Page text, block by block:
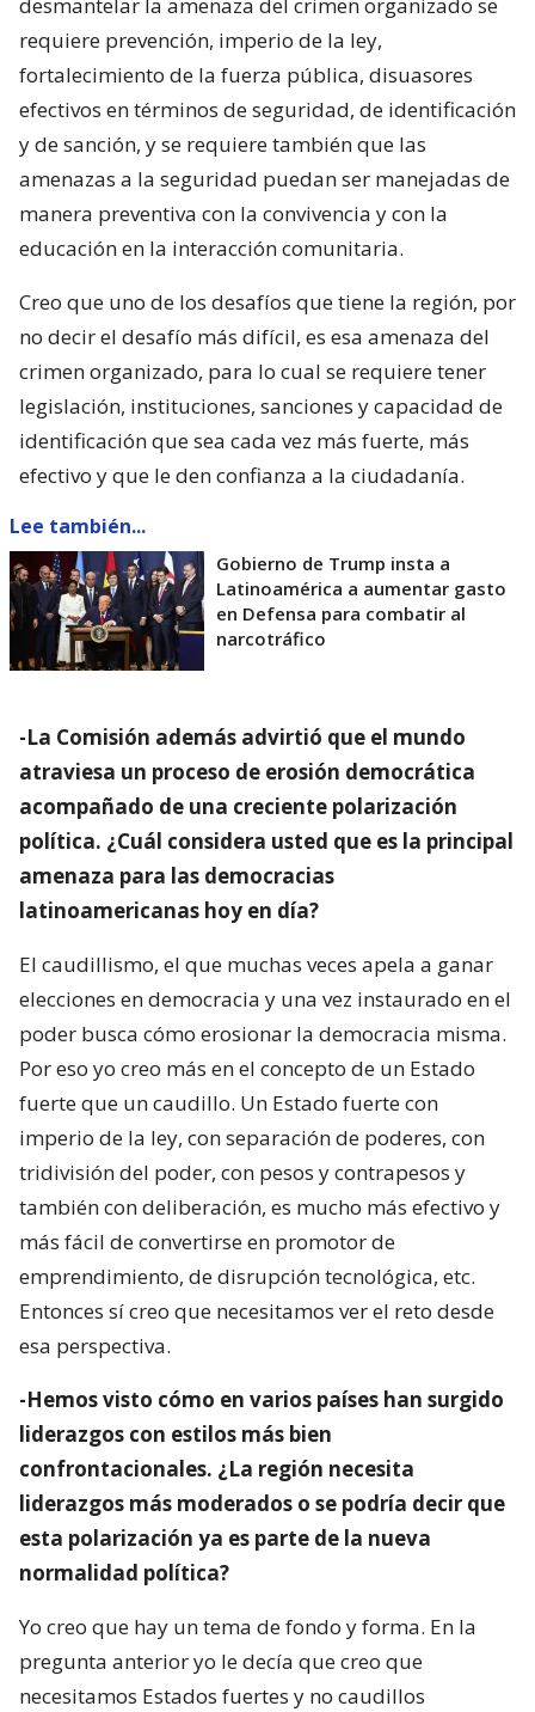
desmantelar la amenaza del crimen organizado se
requiere prevención, imperio de la ley,
fortalecimiento de la fuerza pública, disuasores
efectivos en términos de seguridad, de identificación
y de sanción, y se requiere también que las
amenazas a la seguridad puedan ser manejadas de
manera preventiva con la convivencia y con la
educación en la interacción comunitaria.
Creo que uno de los desafíos que tiene la región, por
no decir el desafío más difícil, es esa amenaza del
crimen organizado, para lo cual se requiere tener
legislación, instituciones, sanciones y capacidad de
identificación que sea cada vez más fuerte, más
efectivo y que le den confianza a la ciudadanía.
Lee también...
Gobierno de Trump insta a
Latinoamérica a aumentar gasto
en Defensa para combatir al
narcotráfico
-La Comisión además advirtió que el mundo
atraviesa un proceso de erosión democrática
acompañado de una creciente polarización
política. ¿Cuál considera usted que es la principal
amenaza para las democracias
latinoamericanas hoy en día?
El caudillismo, el que muchas veces apela a ganar
elecciones en democracia y una vez instaurado en el
poder busca cómo erosionar la democracia misma.
Por eso yo creo más en el concepto de un Estado
fuerte que un caudillo. Un Estado fuerte con
imperio de la ley, con separación de poderes, con
tridivisión del poder, con pesos y contrapesos y
también con deliberación, es mucho más efectivo y
más fácil de convertirse en promotor de
emprendimiento, de disrupción tecnológica, etc.
Entonces sí creo que necesitamos ver el reto desde
esa perspectiva.
-Hemos visto cómo en varios países han surgido
liderazgos con estilos más bien
confrontacionales. ¿La región necesita
liderazgos más moderados o se podría decir que
esta polarización ya es parte de la nueva
normalidad política?
Yo creo que hay un tema de fondo y forma. En la
pregunta anterior yo le decía que creo que
necesitamos Estados fuertes y no caudillos